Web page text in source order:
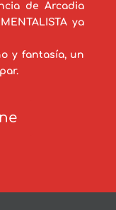
de Arcadia
ya
y fantasía, un